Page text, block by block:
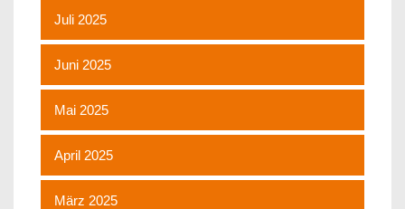
Juli 2025
Juni 2025
Mai 2025
April 2025
März 2025